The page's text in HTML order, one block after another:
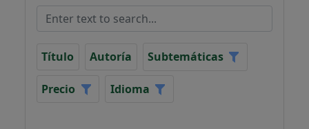
Título Autoría Subtemáticas
Precio Idioma